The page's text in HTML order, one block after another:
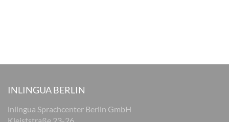
INLINGUA BERLIN
inlingua Sprachcenter Berlin GmbH